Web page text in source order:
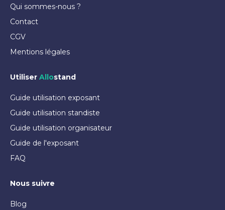
Qui sommes-nous ?
Contact
CGV
Mentions légales
Utiliser Allostand
Guide utilisation exposant
Guide utilisation standiste
Guide utilisation organisateur
Guide de l'exposant
FAQ
Nous suivre
Blog